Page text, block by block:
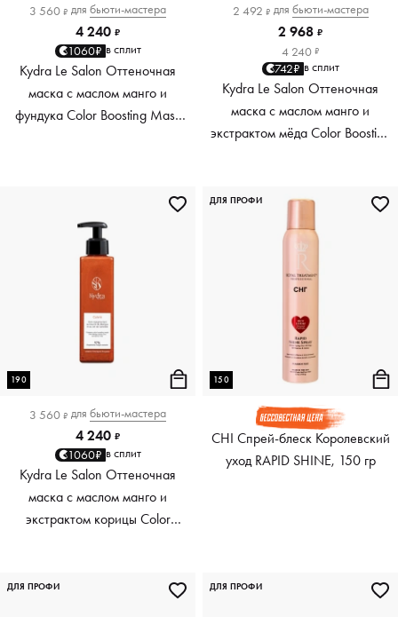
3 560 ₽ для бьюти-мастера
4 240 ₽
1060₽ в сплит
Kydra Le Salon Оттеночная
маска с маслом манго и
фундука Color Boosting Mask
2 492 ₽ для бьюти-мастера
2 968 ₽
4 240 ₽
742₽ в сплит
Kydra Le Salon Оттеночная
маска с маслом манго и
экстрактом мёда Color Boosting
190
3 560 ₽ для бьюти-мастера
4 240 ₽
1060₽ в сплит
Kydra Le Salon Оттеночная
маска с маслом манго и
экстрактом корицы Color
150
CHI Спрей-блеск Королевский
уход RAPID SHINE, 150 гр
ДЛЯ ПРОФИ
ДЛЯ ПРОФИ ДЛЯ ПРОФИ